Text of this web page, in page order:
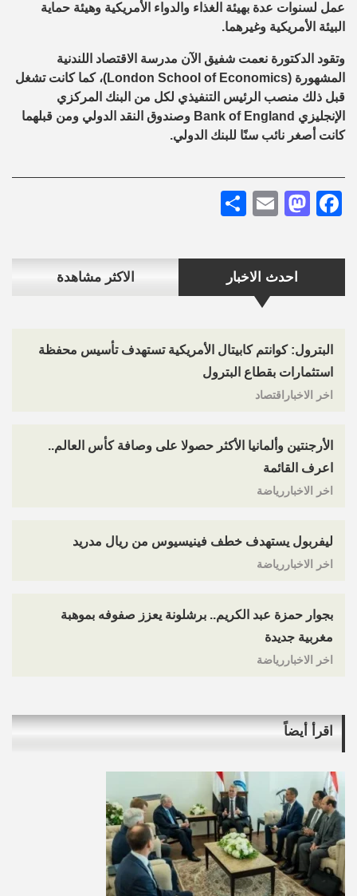
احدث الاخبار الاكثر مشاهدة
البترول: كوانتم كابيتال الأمريكية تستهدف تأسيس محفظة
استثمارات بقطاع البترول
اخر الاخباراقتصاد
الأرجنتين وألمانيا الأكثر حصولا على وصافة كأس العالم..
اعرف القائمة
اخر الاخباررياضة
ليفربول يستهدف خطف فينيسيوس من ريال مدريد
اخر الاخباررياضة
بجوار حمزة عبد الكريم.. برشلونة يعزز صفوفه بموهبة
مغربية جديدة
اخر الاخباررياضة
عمل لسنوات عدة بهيئة الغذاء والدواء الأمريكية وهيئة حماية
البيئة الأمريكية وغيرهما.
وتقود الدكتورة نعمت شفيق الآن مدرسة الاقتصاد اللندنية
المشهورة (London School of Economics)، كما كانت تشغل
قبل ذلك منصب الرئيس التنفيذي لكل من البنك المركزي
الإنجليزي Bank of England وصندوق النقد الدولي ومن قبلهما
كانت أصغر نائب سنًا للبنك الدولي.
Facebook
Mastodon
Email
اقرأ أيضاً